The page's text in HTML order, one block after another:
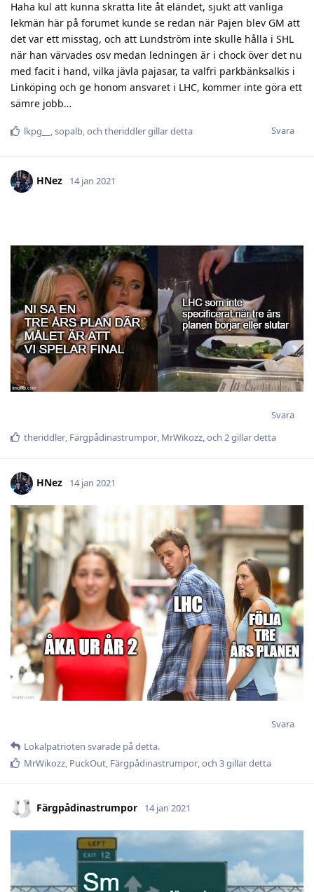
Haha kul att kunna skratta lite åt eländet, sjukt att vanliga
lekmän här på forumet kunde se redan när Pajen blev GM att
det var ett misstag, och att Lundström inte skulle hålla i SHL
när han värvades osv medan ledningen är i chock över det nu
med facit i hand, vilka jävla pajasar, ta valfri parkbänksalkis i
Linköping och ge honom ansvaret i LHC, kommer inte göra ett
sämre jobb…
Svara
lkpg__ ,sopalb, och theriddlergillar detta
HNez 14 jan 2021
Svara
theriddler, Färgpådinastrumpor, MrWikozz, och 2gillar detta
HNez 14 jan 2021
Svara
Lokalpatrioten svarade på detta.
MrWikozz, PuckOut, Färgpådinastrumpor, och 3gillar detta
Färgpådinastrumpor 14 jan 2021